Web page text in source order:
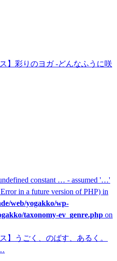
ス】彩りのヨガ -どんなふうに咲
constant … - assumed '…'
in a future version of PHP) in
web/yogakko/wp-
taxonomy-ev_genre.php on
ス】うごく、のばす、あるく。